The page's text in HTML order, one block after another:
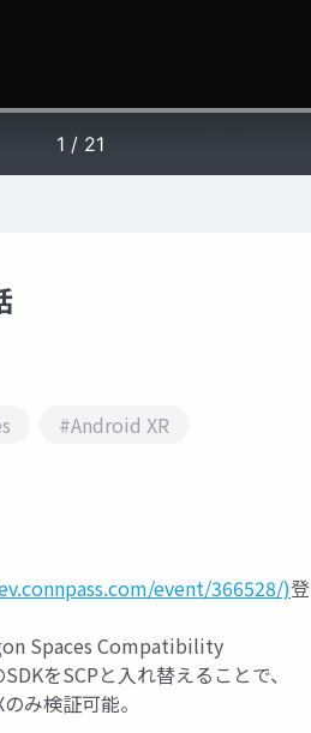
#Android XR
event/366528/)登
Spaces Compatibility
をSCPと入れ替えることで、
み検証可能。